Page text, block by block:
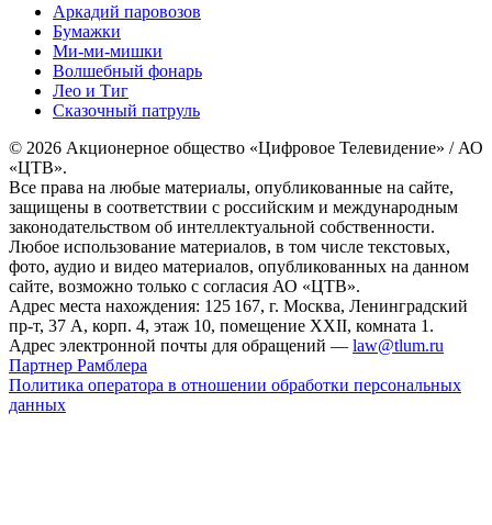
Аркадий паровозов
Бумажки
Ми-ми-мишки
Волшебный фонарь
Лео и Тиг
Сказочный патруль
© 2026 Акционерное общество «Цифровое Телевидение» / АО
«ЦТВ».
Все права на любые материалы, опубликованные на сайте,
защищены в соответствии с российским и международным
законодательством об интеллектуальной собственности.
Любое использование материалов, в том числе текстовых,
фото, аудио и видео материалов, опубликованных на данном
сайте, возможно только с согласия АО «ЦТВ».
Адрес места нахождения: 125 167, г. Москва, Ленинградский
пр-т, 37 А, корп. 4, этаж 10, помещение XXII, комната 1.
Адрес электронной почты для обращений — law@tlum.ru
Партнер Рамблера
Политика оператора в отношении обработки персональных
данных